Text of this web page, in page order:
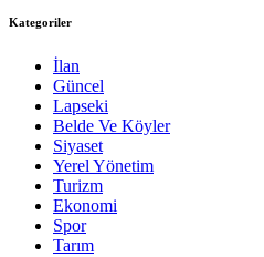
Kategoriler
İlan
Güncel
Lapseki
Belde Ve Köyler
Siyaset
Yerel Yönetim
Turizm
Ekonomi
Spor
Tarım